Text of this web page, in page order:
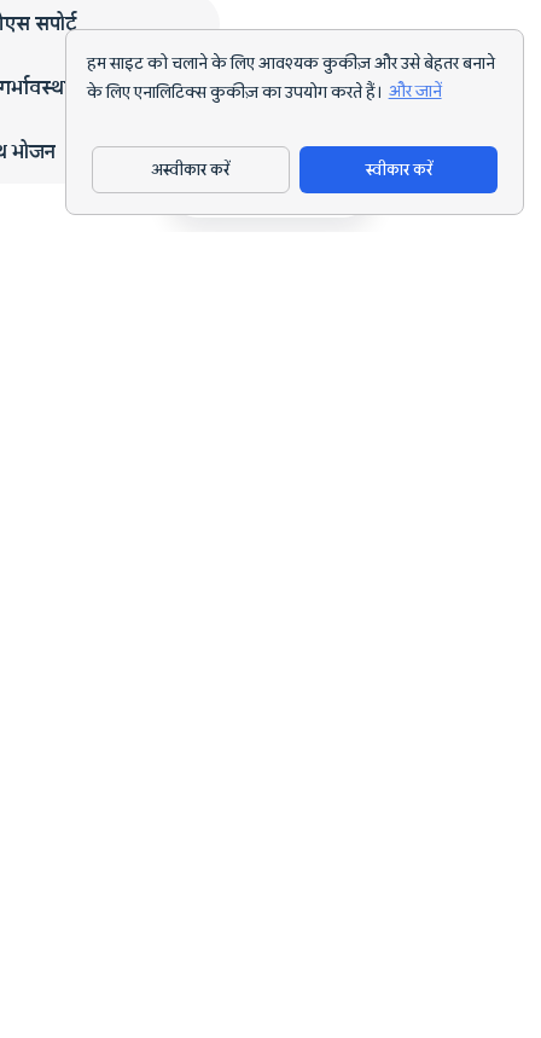
हम साइट को चलाने के लिए आवश्यक कुकीज़ और उसे बेहतर बनाने
के लिए एनालिटिक्स कुकीज़ का उपयोग करते हैं। और जानें
अस्वीकार करें स्वीकार करें
ऐप डाउनलोड करें
सपोर्ट
भोजन